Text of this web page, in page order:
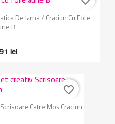
De Iarna / Craciun Cu Folie
B
lei
Catre Mos Craciun
favorite_border